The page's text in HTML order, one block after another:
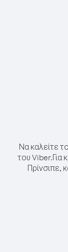
Να καλείτε
του Viber.Για
Πρίνσιπε,